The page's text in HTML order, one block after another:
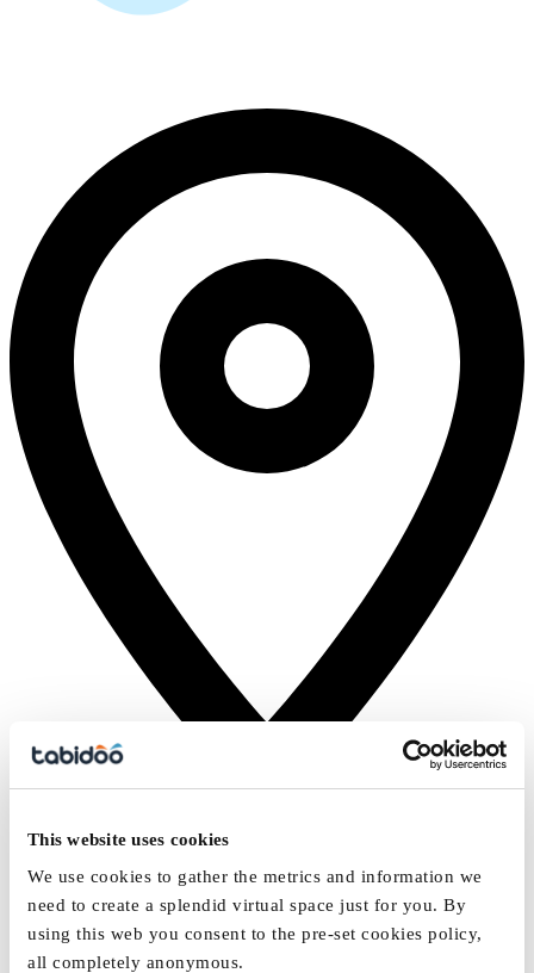
This website uses cookies
We use cookies to gather the metrics and information we
need to create a splendid virtual space just for you. By
using this web you consent to the pre-set cookies policy,
all completely anonymous.
Plzeň